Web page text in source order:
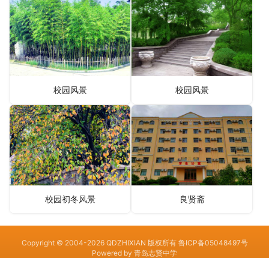
校园风景 校园风景
校园初冬风景 良贤斋
Copyright © 2004-2026 QDZHIXIAN 版权所有 鲁ICP备05048497号
Powered by 青岛志贤中学